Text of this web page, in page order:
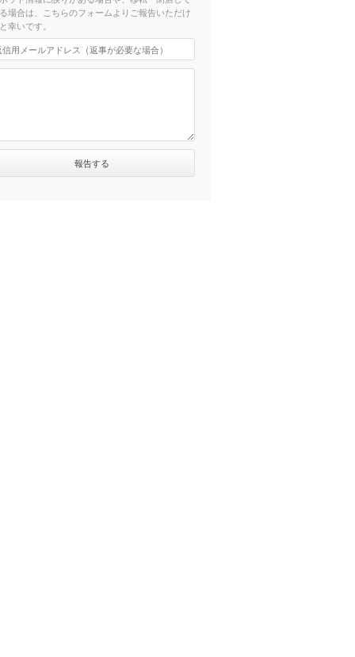
場合は、こちらのフォームよりご報告いただけ
幸いです。